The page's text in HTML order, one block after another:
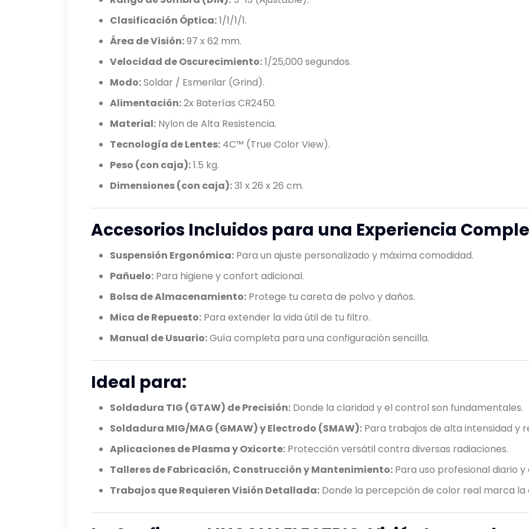
Clasificación Óptica:1/1/1/1.
Área de Visión:97 x 62 mm.
Velocidad de Oscurecimiento:1/25,000 segundos.
Modo:Soldar / Esmerilar (Grind).
Alimentación:2x Baterías CR2450.
Material: Nylon de Alta Resistencia.
Tecnología de Lentes: 4C™ (True Color View).
Peso (con caja):1.5 kg.
Dimensiones (con caja):31 x 26 x 26 cm.
Accesorios Incluidos para una Experiencia
Suspensión Ergonómica: Para un ajuste personalizado y máxima comodidad.
Pañuelo: Para higiene y confort adicional.
Bolsa de Almacenamiento: Protege tu careta de polvo y daños.
Mica de Repuesto: Para extender la vida útil de tu filtro.
Manual de Usuario:Guía completa para una configuración sencilla.
Ideal para:
Soldadura TIG (GTAW) de Precisión: Donde la claridad y el control son fundamentales.
Soldadura MIG/MAG (GMAW) y Electrodo (SMAW): Para trabajos de alta intensidad y
Aplicaciones de Plasma y Oxicorte: Protección versátil contra diversas radiaciones.
Talleres de Fabricación, Construcción y Mantenimiento: Para uso profesional diario y
Trabajos que Requieren Visión Detallada: Donde la percepción de color real marca la